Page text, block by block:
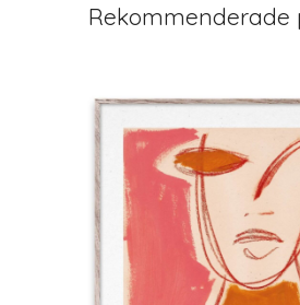
Rekommenderade